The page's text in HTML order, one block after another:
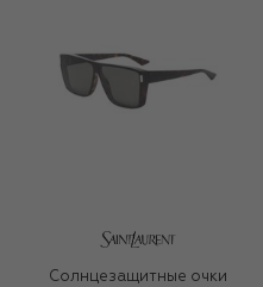
Солнцезащитные очки